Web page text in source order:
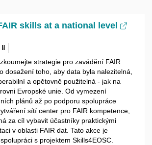
skills at a national level
strategie pro zavádění FAIR
dosažení toho, aby data byla nalezitelná,
a opětovně použitelná - jak na
Evropské unie. Od vymezení
plánů až po podporu spolupráce
sítí center pro FAIR kompetence,
za cíl vybavit účastníky praktickými
v oblasti FAIR dat. Tato akce je
s projektem Skills4EOSC.